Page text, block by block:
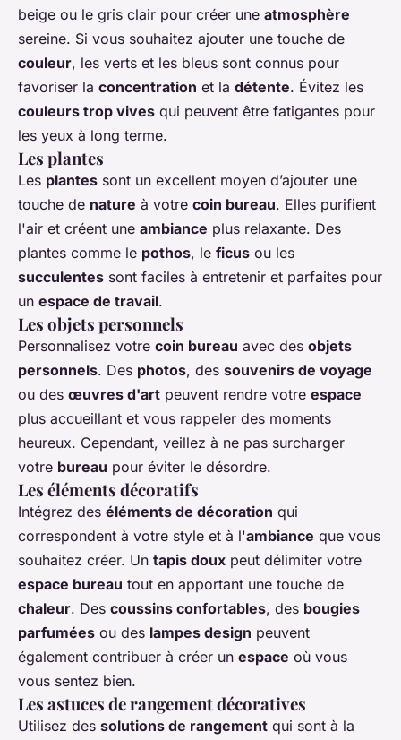
beige ou le gris clair pour créer une atmosphère
sereine. Si vous souhaitez ajouter une touche de
couleur, les verts et les bleus sont connus pour
favoriser la concentration et la détente. Évitez les
couleurs trop vives qui peuvent être fatigantes pour
les yeux à long terme.
Les plantes
Les plantes sont un excellent moyen d’ajouter une
touche de nature à votre coin bureau. Elles purifient
l'air et créent une ambiance plus relaxante. Des
plantes comme le pothos, le ficus ou les
succulentes sont faciles à entretenir et parfaites pour
un espace de travail.
Les objets personnels
Personnalisez votre coin bureau avec des objets
personnels. Des photos, des souvenirs de voyage
ou des œuvres d'art peuvent rendre votre espace
plus accueillant et vous rappeler des moments
heureux. Cependant, veillez à ne pas surcharger
votre bureau pour éviter le désordre.
Les éléments décoratifs
Intégrez des éléments de décoration qui
correspondent à votre style et à l'ambiance que vous
souhaitez créer. Un tapis doux peut délimiter votre
espace bureau tout en apportant une touche de
chaleur. Des coussins confortables, des bougies
parfumées ou des lampes design peuvent
également contribuer à créer un espace où vous
vous sentez bien.
Les astuces de rangement décoratives
Utilisez des solutions de rangement qui sont à la